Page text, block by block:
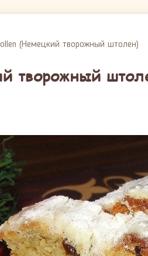
(Немецкий творожный штолен)
творожный